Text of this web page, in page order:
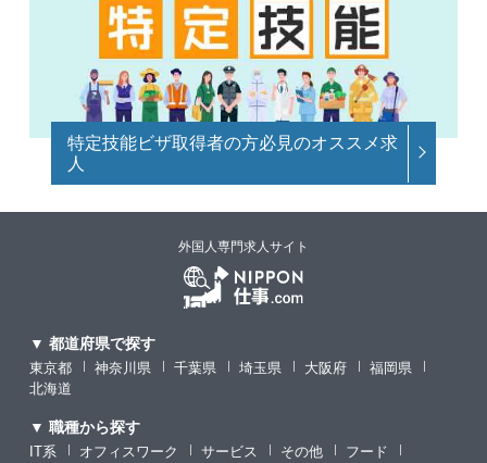
特定技能ビザ取得者の方必見のオススメ求
人
外国人専門求人サイト
▼ 都道府県で探す
東京都 神奈川県 千葉県 埼玉県 大阪府
福岡県
北海道
▼ 職種から探す
IT系 オフィスワーク サービス その他
フード